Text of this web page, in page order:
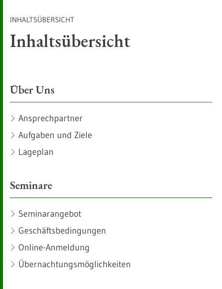
INHALTSÜBERSICHT
Inhaltsübersicht
Über Uns
Ansprechpartner
Aufgaben und Ziele
Lageplan
Seminare
Seminarangebot
Geschäftsbedingungen
Online-Anmeldung
Übernachtungsmöglichkeiten